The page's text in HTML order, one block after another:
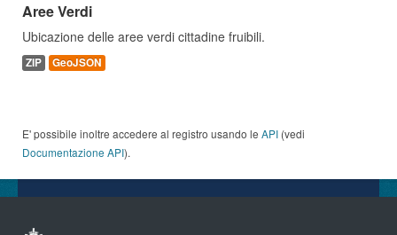
Aree Verdi
Ubicazione delle aree verdi cittadine fruibili.
ZIP GeoJSON
E' possibile inoltre accedere al registro usando le API (vedi
Documentazione API).